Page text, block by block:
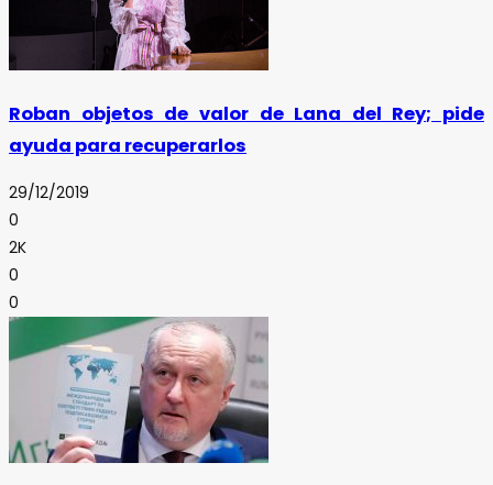
Roban objetos de valor de Lana del Rey; pide
ayuda para recuperarlos
29/12/2019
0
2K
0
0